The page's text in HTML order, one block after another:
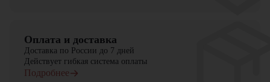
Оплата и доставка
Доставка по России до 7 дней
Действует гибкая система оплаты
Подробнее